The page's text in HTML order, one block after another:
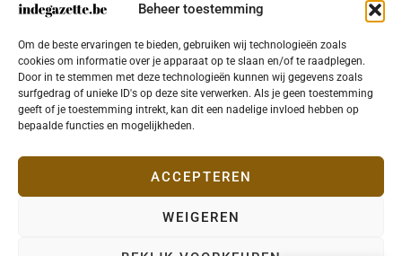
Beheer toestemming
Om de beste ervaringen te bieden, gebruiken wij technologieën zoals
cookies om informatie over je apparaat op te slaan en/of te raadplegen.
Door in te stemmen met deze technologieën kunnen wij gegevens zoals
surfgedrag of unieke ID's op deze site verwerken. Als je geen toestemming
geeft of je toestemming intrekt, kan dit een nadelige invloed hebben op
bepaalde functies en mogelijkheden.
ACCEPTEREN
WEIGEREN
25 karts tegelijk tijdens eerste Kasteel
Brewery Grand Prix in Izegem
16 juli 2026
Copyright © 2026 indegazette.be |Privacy